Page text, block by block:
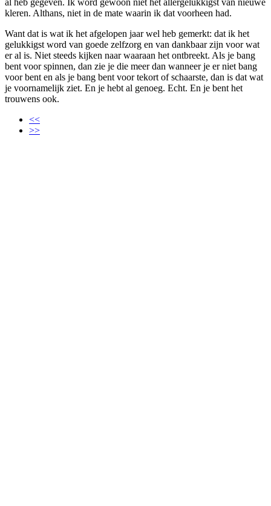
kleren. Althans, niet in de mate waarin ik dat voorheen had.
Want dat is wat ik het afgelopen jaar wel heb gemerkt: dat ik het
gelukkigst word van goede zelfzorg en van dankbaar zijn voor wat
er al is. Niet steeds kijken naar waaraan het ontbreekt. Als je bang
bent voor spinnen, dan zie je die meer dan wanneer je er niet bang
voor bent en als je bang bent voor tekort of schaarste, dan is dat wat
je voornamelijk ziet. En je hebt al genoeg. Echt. En je bent het
trouwens ook.
<<
>>